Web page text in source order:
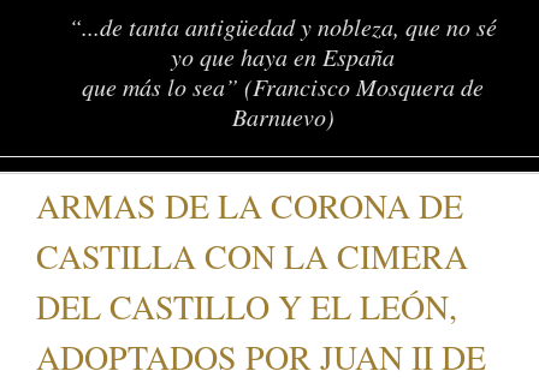
“...de tanta antigüedad y nobleza, que no sé
yo que haya en España
que más lo sea” (Francisco Mosquera de
Barnuevo)
ARMAS DE LA CORONA DE
CASTILLA CON LA CIMERA
DEL CASTILLO Y EL LEÓN,
ADOPTADOS POR JUAN II DE